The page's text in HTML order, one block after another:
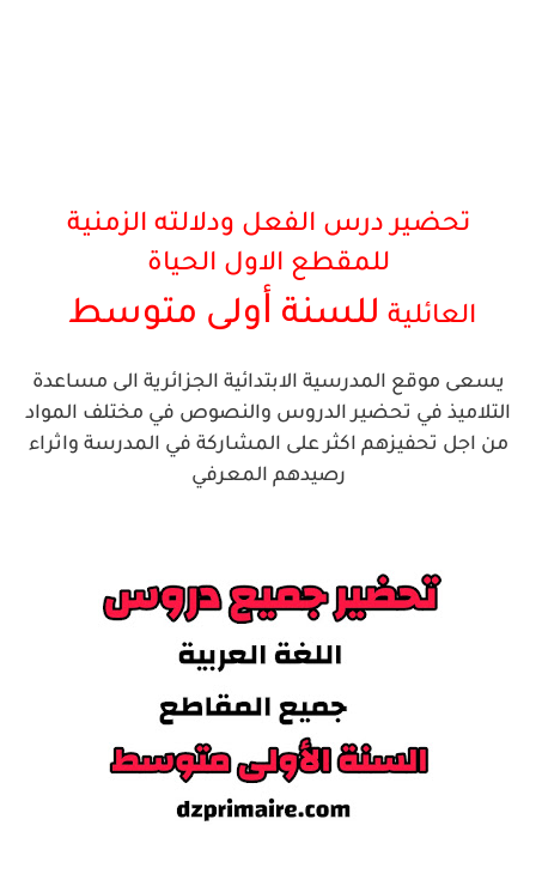
تحضير درس الفعل ودلالته الزمنية
للمقطع الاول الحياة
العائلية للسنة أولى متوسط
يسعى موقع المدرسية الابتدائية الجزائرية الى مساعدة
التلاميذ في تحضير الدروس والنصوص في مختلف المواد
من اجل تحفيزهم اكثر على المشاركة في المدرسة واثراء
رصيدهم المعرفي